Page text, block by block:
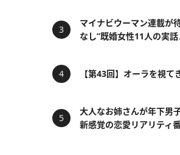
マイナビウーマン連載
なし”既婚女性11人の実
【第43回】オーラを視て
大人なお姉さんが年下
新感覚の恋愛リアリティ